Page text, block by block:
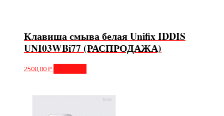
Клавиша смыва белая Unifix IDDIS
UNI03WBi77 (РАСПРОДАЖА)
2500,00₽